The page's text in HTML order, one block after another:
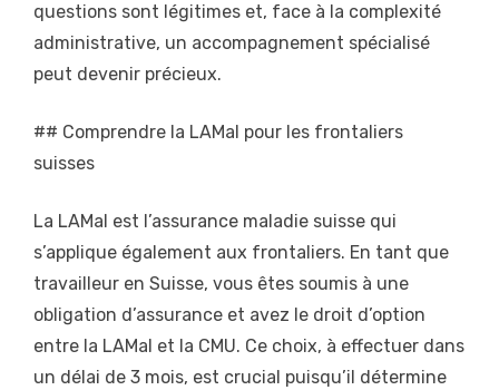
questions sont légitimes et, face à la complexité
administrative, un accompagnement spécialisé
peut devenir précieux.
## Comprendre la LAMal pour les frontaliers
suisses
La LAMal est l’assurance maladie suisse qui
s’applique également aux frontaliers. En tant que
travailleur en Suisse, vous êtes soumis à une
obligation d’assurance et avez le droit d’option
entre la LAMal et la CMU. Ce choix, à effectuer dans
un délai de 3 mois, est crucial puisqu’il détermine